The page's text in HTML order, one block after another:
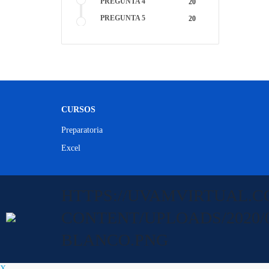
20
PREGUNTA 5
20
CURSOS
Preparatoria
Excel
HTTPS://
CONTENT/UPLOADS/
BLANCO.PNG